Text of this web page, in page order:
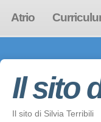
Atrio
Il sito
Il sito di Silvia Terribili